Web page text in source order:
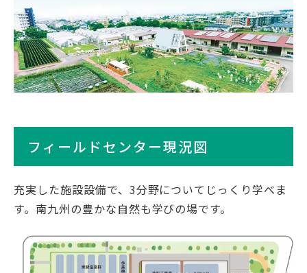
フィールドセンター現況図
充実した施設設備で、3分野についてじっくり学べま
す。南九州の豊かな自然も学びの場です。